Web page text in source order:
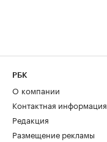
РБК
О компании
Контактная информация
Редакция
Размещение рекламы